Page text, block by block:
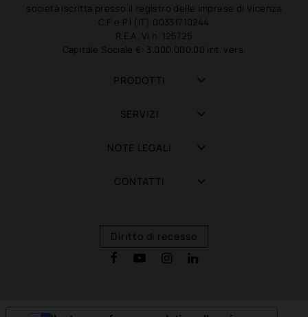
società iscritta presso il registro delle imprese di Vicenza
C.F e P.I (IT) 00331710244
R.E.A. Vi n. 125725
Capitale Sociale €: 3.000.000,00 int. vers.
PRODOTTI
SERVIZI
NOTE LEGALI
CONTATTI
Diritto di recesso